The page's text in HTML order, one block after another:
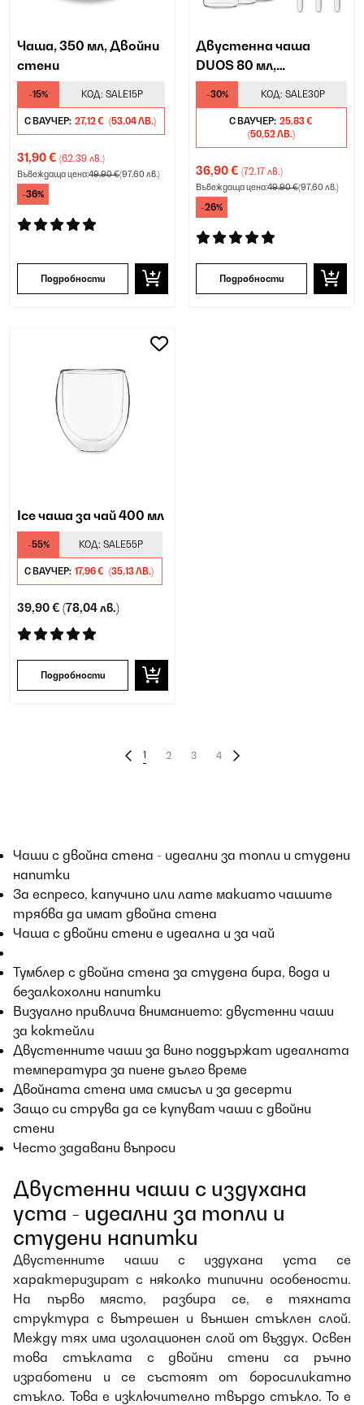
Чаша, 350 мл, Двойни
стени
-15% КОД: SALE15P
С ВАУЧЕР: 27,12 € (53,04 ЛВ.)
31,90 € (62,39 лв.)
Въвеждаща цена:49,90 €(97,60 лв.)
-36%
Подробности
Двустенна чаша
DUOS 80 мл,
включително лъжичка
-30% КОД: SALE30P
С ВАУЧЕР: 25,83 €
(50,52 ЛВ.)
36,90 € (72,17 лв.)
Въвеждаща цена:49,90 €(97,60 лв.)
-26%
Подробности
Ice чаша за чай 400 мл
-55% КОД: SALE55P
С ВАУЧЕР: 17,96 € (35,13 ЛВ.)
39,90 € (78,04 лв.)
Подробности
1 2 3 4
Чаши с двойна стена - идеални за топли и студени
напитки
За еспресо, капучино или лате макиато чашите
трябва да имат двойна стена
Чаша с двойни стени е идеална и за чай
Тумблер с двойна стена за студена бира, вода и
безалкохолни напитки
Визуално привлича вниманието: двустенни чаши
за коктейли
Двустенните чаши за вино поддържат идеалната
температура за пиене дълго време
Двойната стена има смисъл и за десерти
Защо си струва да се купуват чаши с двойни
стени
Често задавани въпроси
Двустенни чаши с издухана
уста - идеални за топли и
студени напитки
Двустенните чаши с издухана уста се
характеризират с няколко типични особености.
На първо място, разбира се, е тяхната
структура с вътрешен и външен стъклен слой.
Между тях има изолационен слой от въздух. Освен
това стъклата с двойни стени са ръчно
изработени и се състоят от боросиликатно
стъкло. Това е изключително твърдо стъкло. То е